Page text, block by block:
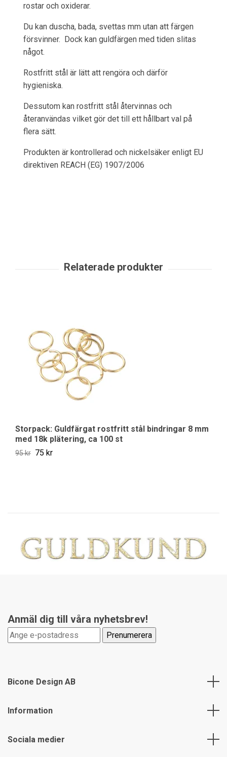
rostar och oxiderar.
Du kan duscha, bada, svettas mm utan att färgen
försvinner. Dock kan guldfärgen med tiden slitas
något.
Rostfritt stål är lätt att rengöra och därför
hygieniska.
Dessutom kan rostfritt stål återvinnas och
återanvändas vilket gör det till ett hållbart val på
flera sätt.
Produkten är kontrollerad och nickelsäker enligt EU
direktiven REACH (EG) 1907/2006
Storpack: Guldfärgat rostfritt stål bindringar 8 mm
med 18k plätering, ca 100 st
95 kr 75 kr
Anmäl dig till våra nyhetsbrev!
Bicone Design AB
Information
Sociala medier